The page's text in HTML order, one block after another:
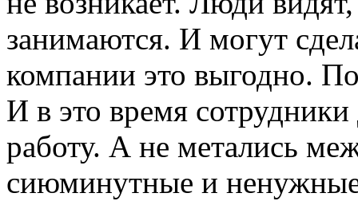
занимаются. И могут
компании это выгодно.
И в это время
работу. А не метались
сиюминутные и